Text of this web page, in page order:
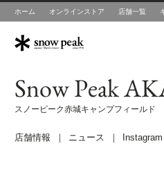
ホーム オンラインストア 店舗一覧
Snow Peak
スノーピーク赤城キャンプフィールド
店舗情報 ニュース Instagram